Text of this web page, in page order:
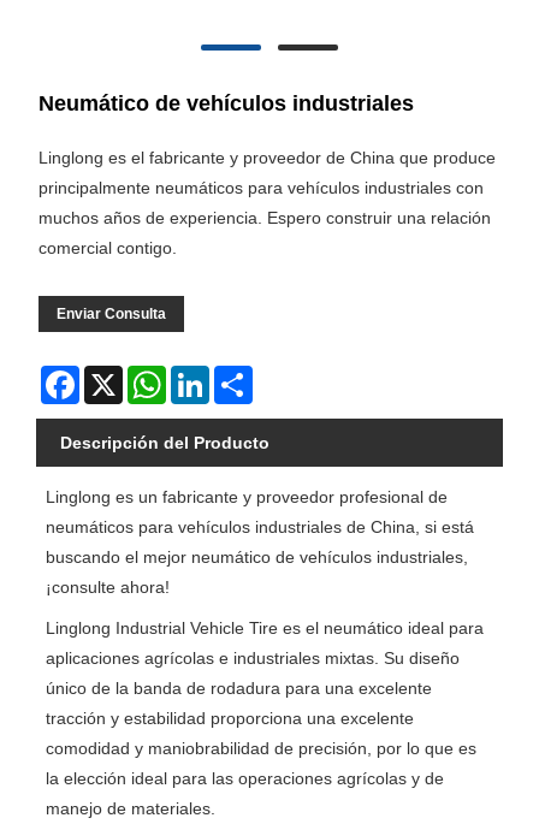
Neumático de vehículos industriales
Linglong es el fabricante y proveedor de China que produce
principalmente neumáticos para vehículos industriales con
muchos años de experiencia. Espero construir una relación
comercial contigo.
Enviar Consulta
Facebook
X WhatsApp
LinkedIn
Descripción del Producto
Linglong es un fabricante y proveedor profesional de
neumáticos para vehículos industriales de China, si está
buscando el mejor neumático de vehículos industriales,
¡consulte ahora!
Linglong Industrial Vehicle Tire es el neumático ideal para
aplicaciones agrícolas e industriales mixtas. Su diseño
único de la banda de rodadura para una excelente
tracción y estabilidad proporciona una excelente
comodidad y maniobrabilidad de precisión, por lo que es
la elección ideal para las operaciones agrícolas y de
manejo de materiales.